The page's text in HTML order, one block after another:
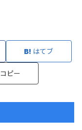
はてブ
コピー